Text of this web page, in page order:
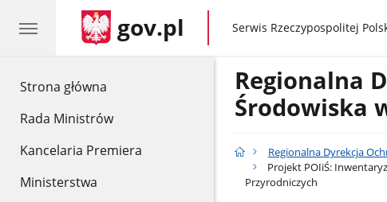
Strona główna
Rada Ministrów
Kancelaria Premiera
Ministerstwa
gov.pl gov.pl
Serwis Rzeczypospolitej
Regionalna
Środowiska
Regionalna Dyrekcja
Projekt POIiŚ:
Przyrodniczych